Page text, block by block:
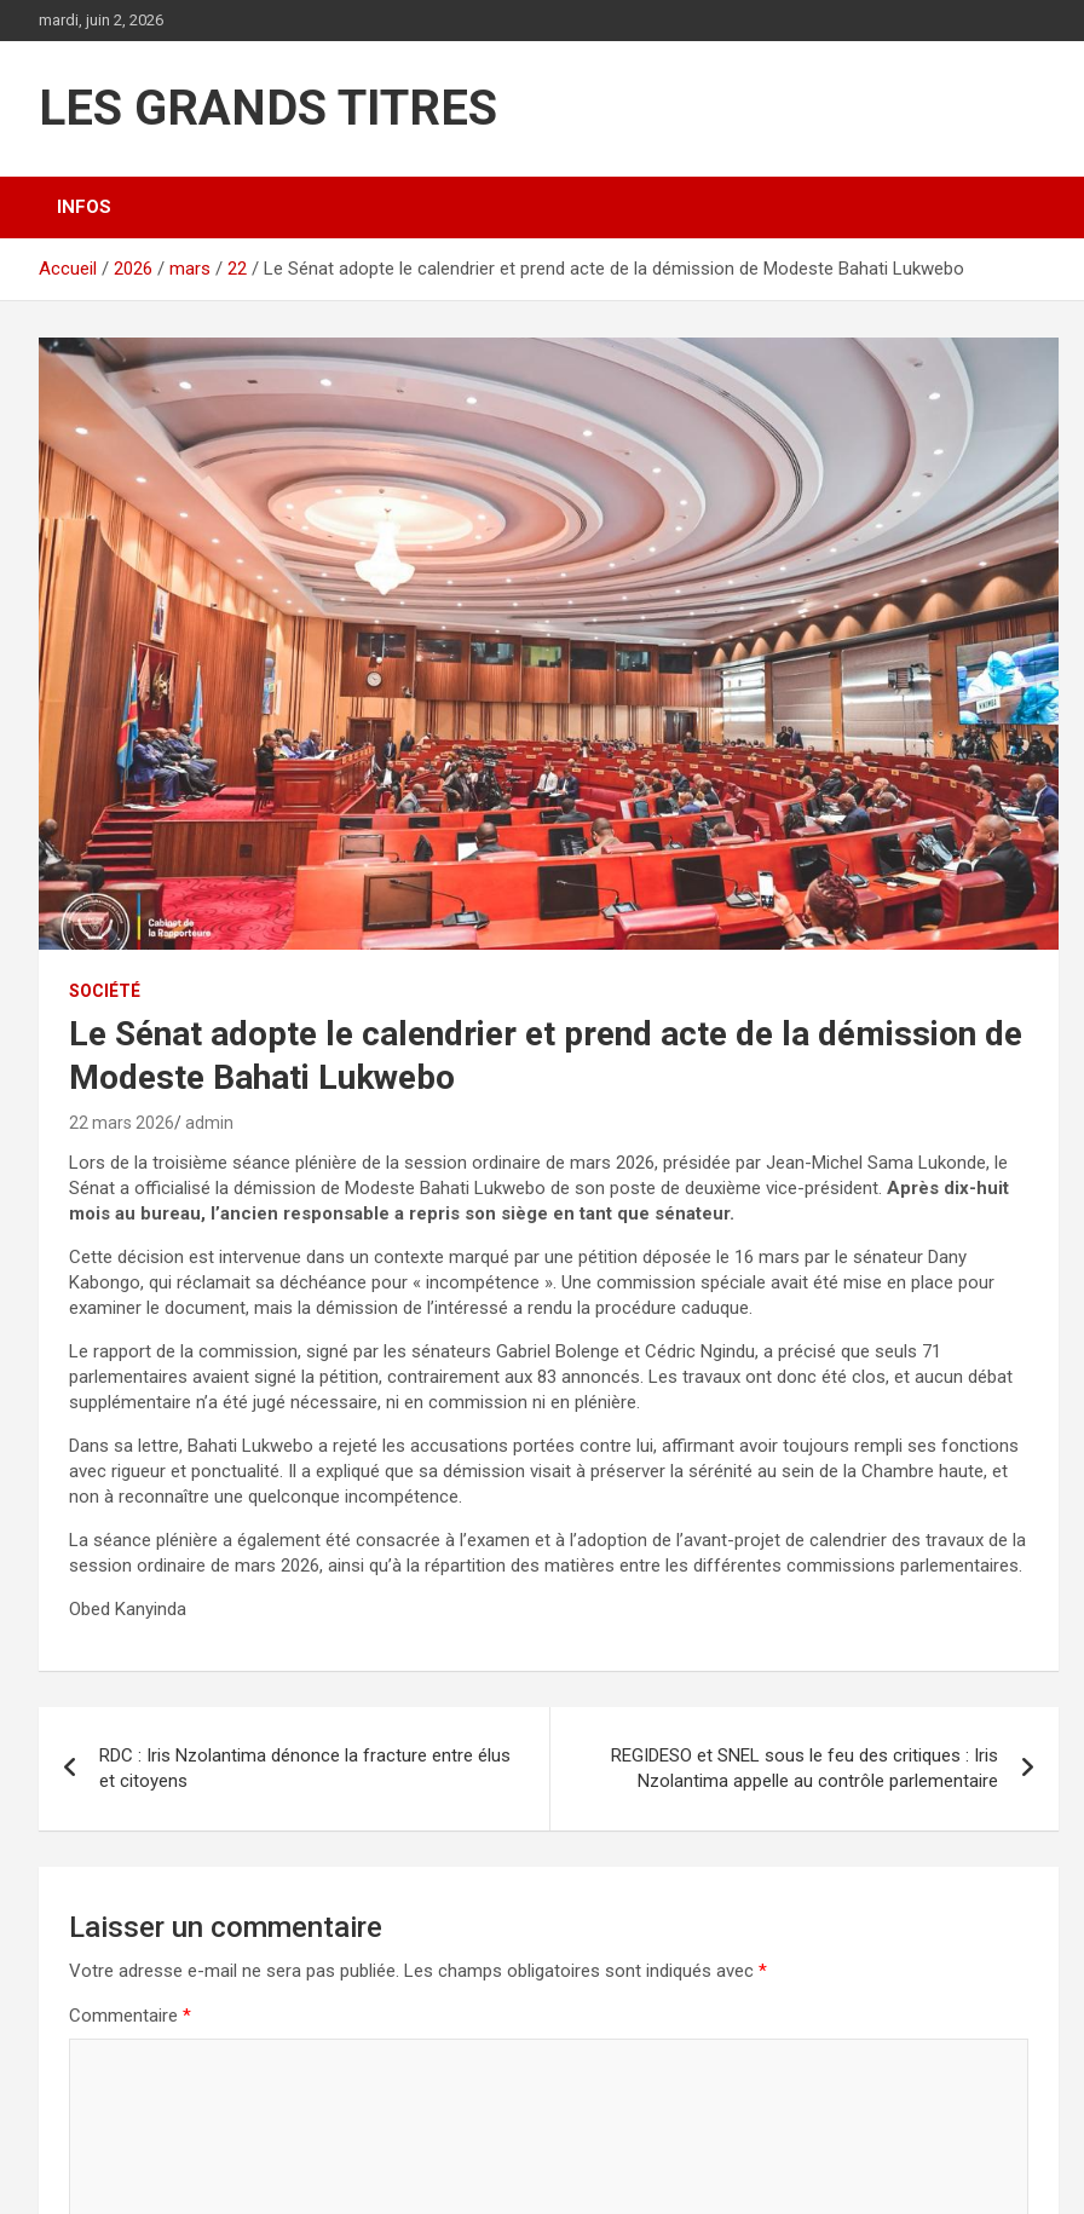
au
mardi, juin 2, 2026
LES GRANDS TITRES
INFOS
Accueil 2026 mars 22 Le Sénat adopte le calendrier et prend acte de la démission de Modeste Bahati Lukwebo
SOCIÉTÉ
Le Sénat adopte le calendrier et prend acte de la démission de
Modeste Bahati Lukwebo
22 mars 2026 admin
Lors de la troisième séance plénière de la session ordinaire de mars 2026, présidée par Jean-Michel Sama Lukonde, le
Sénat a officialisé la démission de Modeste Bahati Lukwebo de son poste de deuxième vice-président. Après dix-huit
mois au bureau, l’ancien responsable a repris son siège en tant que sénateur.
Cette décision est intervenue dans un contexte marqué par une pétition déposée le 16 mars par le sénateur Dany
Kabongo, qui réclamait sa déchéance pour « incompétence ». Une commission spéciale avait été mise en place pour
examiner le document, mais la démission de l’intéressé a rendu la procédure caduque.
Le rapport de la commission, signé par les sénateurs Gabriel Bolenge et Cédric Ngindu, a précisé que seuls 71
parlementaires avaient signé la pétition, contrairement aux 83 annoncés. Les travaux ont donc été clos, et aucun débat
supplémentaire n’a été jugé nécessaire, ni en commission ni en plénière.
Dans sa lettre, Bahati Lukwebo a rejeté les accusations portées contre lui, affirmant avoir toujours rempli ses fonctions
avec rigueur et ponctualité. Il a expliqué que sa démission visait à préserver la sérénité au sein de la Chambre haute, et
non à reconnaître une quelconque incompétence.
La séance plénière a également été consacrée à l’examen et à l’adoption de l’avant-projet de calendrier des travaux de la
session ordinaire de mars 2026, ainsi qu’à la répartition des matières entre les différentes commissions parlementaires.
Obed Kanyinda
de
l’article
RDC : Iris Nzolantima dénonce la fracture entre élus
et citoyens
REGIDESO et SNEL sous le feu des critiques : Iris
Nzolantima appelle au contrôle parlementaire
Laisser un commentaire
Votre adresse e-mail ne sera pas publiée. Les champs obligatoires sont indiqués avec *
Commentaire *